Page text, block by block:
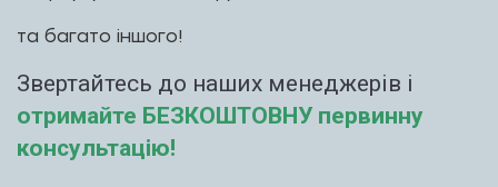
та багато іншого!
Звертайтесь до наших менеджерів і
отримайте БЕЗКОШТОВНУ первинну
консультацію!